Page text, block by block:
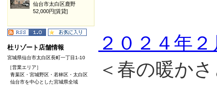
２０２４年
＜春の暖か
仙台市太白区鹿野
52,000円[賃貸]
杜リゾート店舗情報
宮城県仙台市太白区長町一丁目1-10
［営業エリア］
青葉区・宮城野区・若林区・太白区
仙台市を中心とした宮城県全域